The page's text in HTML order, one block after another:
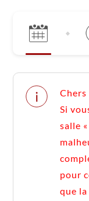
Si
salle
pour
que